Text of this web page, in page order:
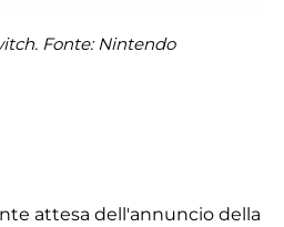
Fonte: Nintendo
attesa dell'annuncio della